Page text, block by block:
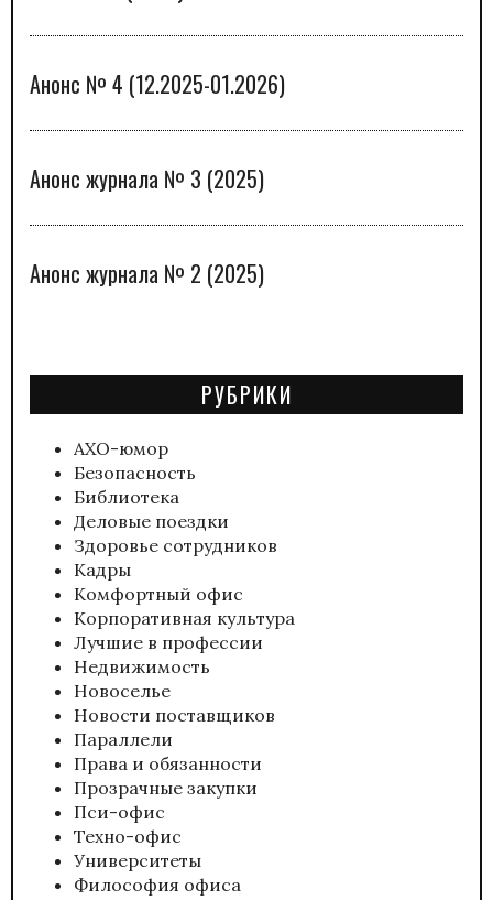
Анонс № 4 (12.2025-01.2026)
Анонс журнала № 3 (2025)
Анонс журнала № 2 (2025)
РУБРИКИ
АХО-юмор
Безопасность
Библиотека
Деловые поездки
Здоровье сотрудников
Кадры
Комфортный офис
Корпоративная культура
Лучшие в профессии
Недвижимость
Новоселье
Новости поставщиков
Параллели
Права и обязанности
Прозрачные закупки
Пси-офис
Техно-офис
Университеты
Философия офиса